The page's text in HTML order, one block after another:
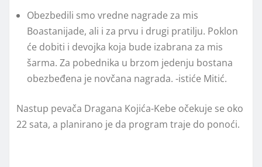
Obezbedili smo vredne nagrade za mis
Boastanijade, ali i za prvu i drugi pratilju. Poklon
će dobiti i devojka koja bude izabrana za mis
šarma. Za pobednika u brzom jedenju bostana
obezbeđena je novčana nagrada. -istiće Mitić.
Nastup pevača Dragana Kojića-Kebe očekuje se oko
22 sata, a planirano je da program traje do ponoći.